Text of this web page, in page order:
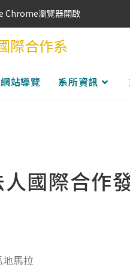
Chrome瀏覽器開啟
際合作系
網站導覽 系所資訊
國際合作
馬拉